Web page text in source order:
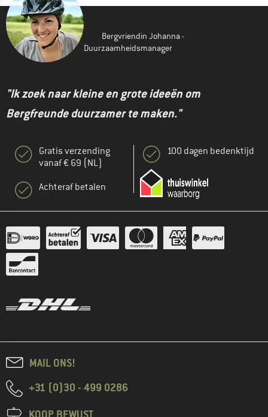
Bergvriendin Johanna -
Duurzaamheidsmanager
"Ik zoek naar kleine en grote ideeën om
Bergfreunde duurzamer te maken."
Gratis verzending
vanaf € 69 (NL)
Achteraf betalen
100 dagen bedenktijd
MAIL ONS!
+31 (0)30 - 499 0286
KOOP BEWUST